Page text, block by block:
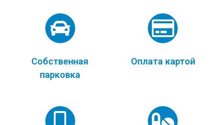
Собственная
парковка
Оплата картой